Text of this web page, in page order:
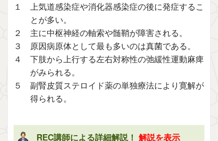
１ 上気道感染症や消化器感染症の後に発症するこ
とが多い。
２ 主に中枢神経の軸索や髄鞘が障害される。
３ 原因病原体として最も多いのは真菌である。
４ 下肢から上行する左右対称性の弛緩性運動麻痺
がみられる。
５ 副腎皮質ステロイド薬の単独療法により寛解が
得られる。
REC講師による詳細解説！ 解説を表示